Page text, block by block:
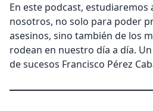
En este podcast, estudiaremos
nosotros, no solo para poder
asesinos, sino también de los
rodean en nuestro día a día.
de sucesos Francisco Pérez